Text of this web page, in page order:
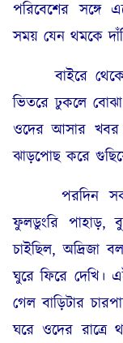
পরিবেশের সঙ্গে
সময় যেন থমকে
বাইরে থেকে
ভিতরে ঢুকলে বোঝা
ওদের আসার খবর
ঝাড়পোছ করে
পরদিন
ফুলডুংরি পাহাড়,
চাইছিল, অদ্রিজা
ঘুরে ফিরে দেখি।
গেল বাড়িটার
ঘরে ওদের রাত্রে